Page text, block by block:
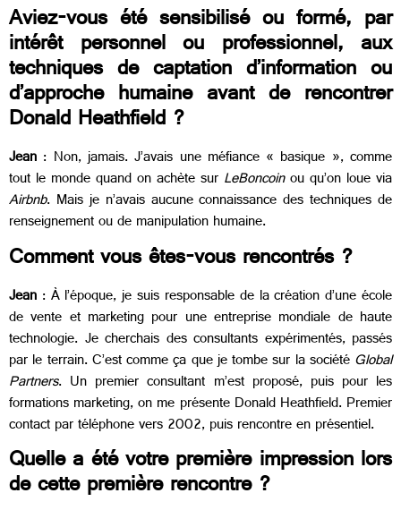
Aviez-vous été sensibilisé ou formé, par
intérêt personnel ou professionnel, aux
techniques de captation d’information ou
d’approche humaine avant de rencontrer
Donald Heathfield ?
Jean : Non, jamais. J’avais une méfiance « basique », comme
tout le monde quand on achète sur LeBoncoinou qu’on loue via
Airbnb. Mais je n’avais aucune connaissance des techniques de
renseignement ou de manipulation humaine.
Comment vous êtes-vous rencontrés ?
Jean : À l’époque, je suis responsable de la création d’une école
de vente et marketing pour une entreprise mondiale de haute
technologie. Je cherchais des consultants expérimentés, passés
par le terrain. C’est comme ça que je tombe sur la sociétéGlobal
Partners. Un premier consultant m’est proposé, puis pour les
formations marketing, on me présente Donald Heathfield. Premier
contact par téléphone vers 2002, puis rencontre en présentiel.
Quelle a été votre première impression lors
de cette première rencontre ?